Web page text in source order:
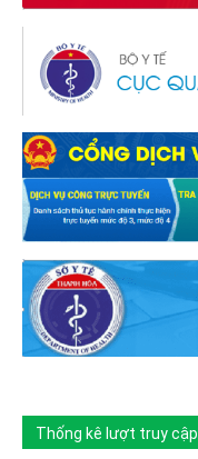
Thống kê lượt truy cập